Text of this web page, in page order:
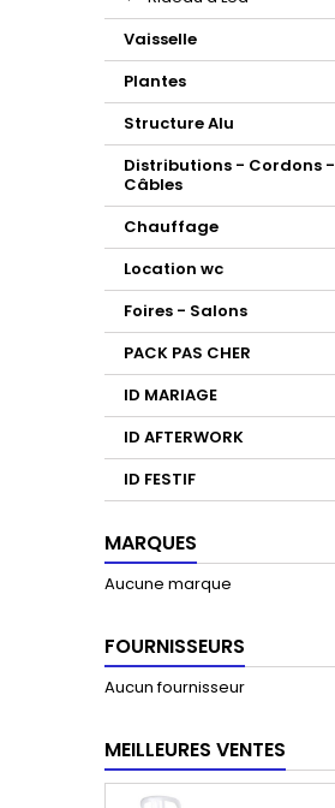
Vaisselle
Plantes
Structure Alu
Distributions - Cordons -
Câbles
Chauffage
Location wc
Foires - Salons
PACK PAS CHER
ID MARIAGE
ID AFTERWORK
ID FESTIF
MARQUES
Aucune marque
FOURNISSEURS
Aucun fournisseur
MEILLEURES VENTES